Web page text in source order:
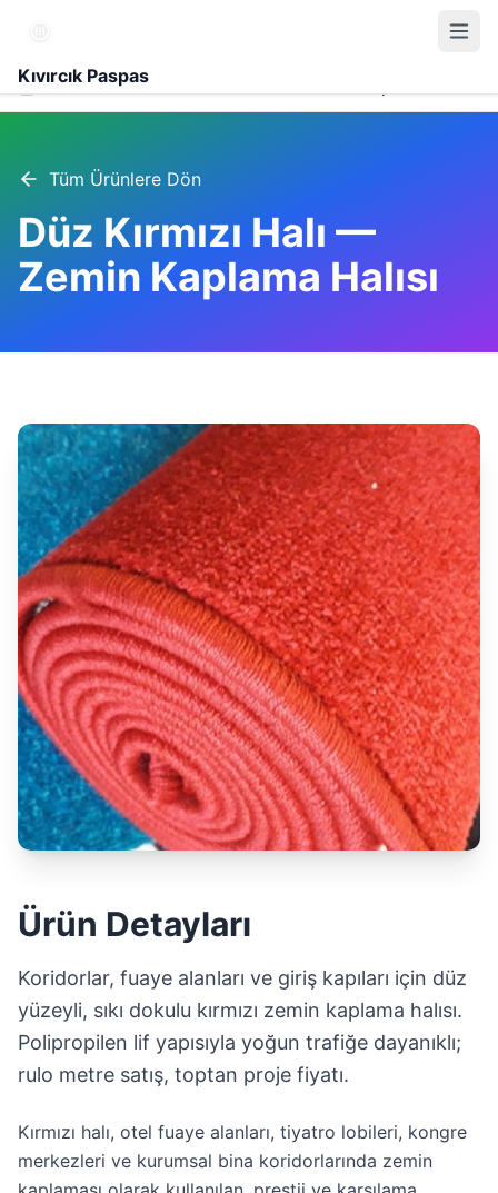
Kıvırcık Paspas
Ürünler
Tüm Ürünlere Dön
Düz Kırmızı Halı —
Zemin Kaplama Halısı
Ürün Detayları
Koridorlar, fuaye alanları ve giriş kapıları için düz
yüzeyli, sıkı dokulu kırmızı zemin kaplama halısı.
Polipropilen lif yapısıyla yoğun trafiğe dayanıklı;
rulo metre satış, toptan proje fiyatı.
Kırmızı halı, otel fuaye alanları, tiyatro lobileri, kongre
merkezleri ve kurumsal bina koridorlarında zemin